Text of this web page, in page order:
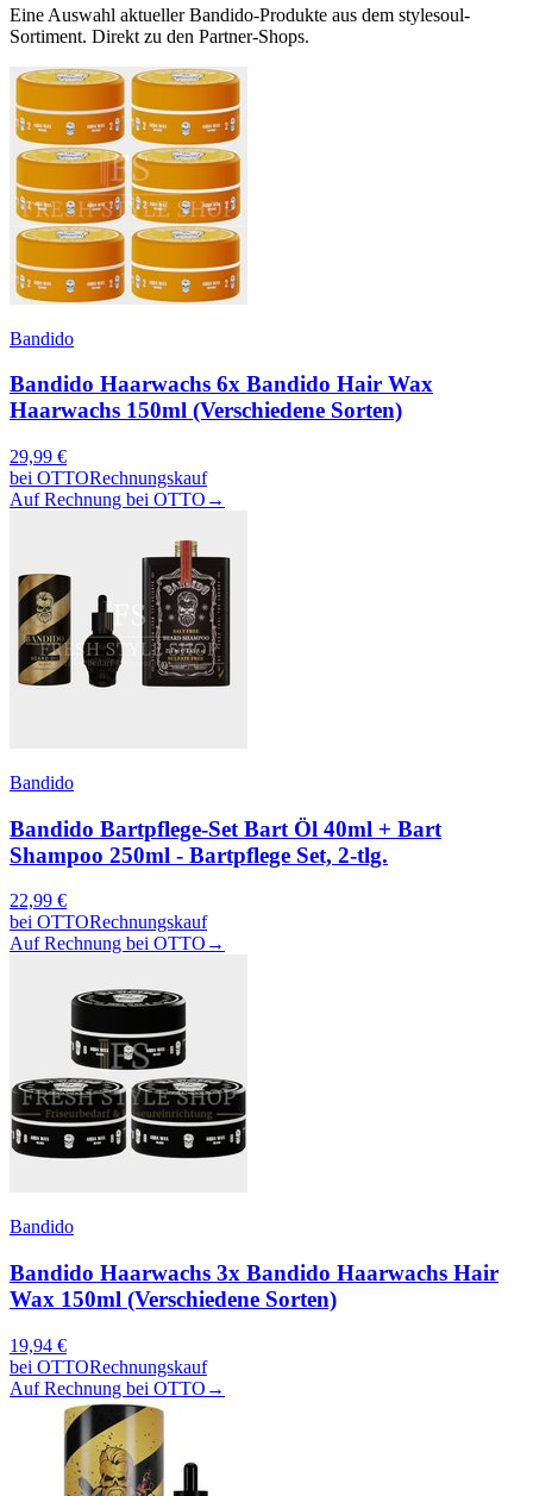
Eine Auswahl aktuellerBandido-Produkte aus dem stylesoul-
Sortiment. Direkt zu den Partner-Shops.
Bandido
Bandido Haarwachs 6x Bandido Hair Wax
Haarwachs 150ml (Verschiedene Sorten)
29,99 €
bei OTTORechnungskauf
Auf Rechnung bei OTTO →
Bandido
Bandido Bartpflege-Set Bart Öl 40ml + Bart
Shampoo 250ml - Bartpflege Set, 2-tlg.
22,99 €
bei OTTORechnungskauf
Auf Rechnung bei OTTO →
Bandido
Bandido Haarwachs 3x Bandido Haarwachs Hair
Wax 150ml (Verschiedene Sorten)
19,94 €
bei OTTORechnungskauf
Auf Rechnung bei OTTO →